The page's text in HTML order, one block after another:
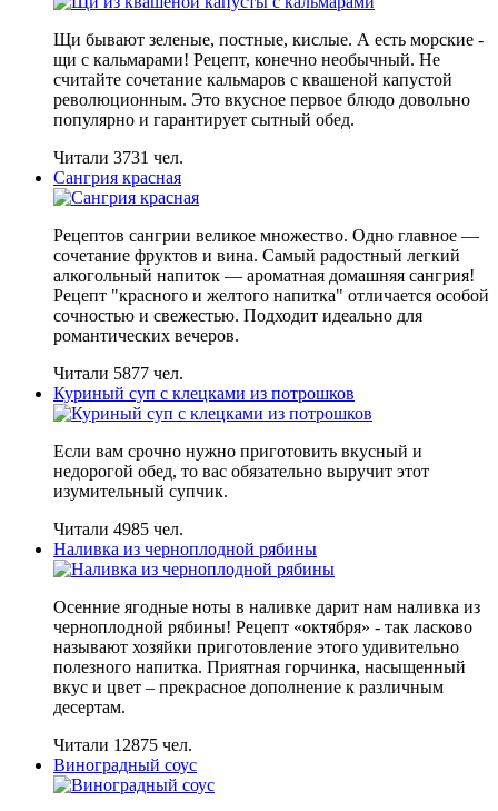
Щи бывают зеленые, постные, кислые. А есть морские -
щи с кальмарами! Рецепт, конечно необычный. Не
считайте сочетание кальмаров с квашеной капустой
революционным. Это вкусное первое блюдо довольно
популярно и гарантирует сытный обед.
Читали 3731 чел.
Сангрия красная
Рецептов сангрии великое множество. Одно главное —
сочетание фруктов и вина. Самый радостный легкий
алкогольный напиток — ароматная домашняя сангрия!
Рецепт "красного и желтого напитка" отличается особой
сочностью и свежестью. Подходит идеально для
романтических вечеров.
Читали 5877 чел.
Куриный суп с клецками из потрошков
Если вам срочно нужно приготовить вкусный и
недорогой обед, то вас обязательно выручит этот
изумительный супчик.
Читали 4985 чел.
Наливка из черноплодной рябины
Осенние ягодные ноты в наливке дарит нам наливка из
черноплодной рябины! Рецепт «октября» - так ласково
называют хозяйки приготовление этого удивительно
полезного напитка. Приятная горчинка, насыщенный
вкус и цвет – прекрасное дополнение к различным
десертам.
Читали 12875 чел.
Виноградный соус